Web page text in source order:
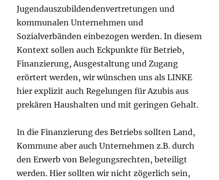
Jugendauszubildendenvertretungen und
kommunalen Unternehmen und
Sozialverbänden einbezogen werden. In diesem
Kontext sollen auch Eckpunkte für Betrieb,
Finanzierung, Ausgestaltung und Zugang
erörtert werden, wir wünschen uns als LINKE
hier explizit auch Regelungen für Azubis aus
prekären Haushalten und mit geringen Gehalt.
In die Finanzierung des Betriebs sollten Land,
Kommune aber auch Unternehmen z.B. durch
den Erwerb von Belegungsrechten, beteiligt
werden. Hier sollten wir nicht zögerlich sein,